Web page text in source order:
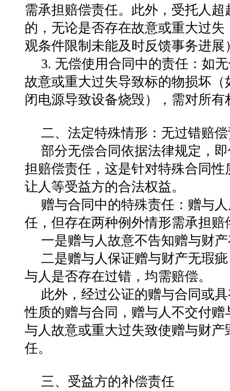
需承担赔偿责任。此外，受托人
的，无论是否存在故意或重大过
观条件限制未能及时反馈事务进
3. 无偿使用合同中的责任：如
故意或重大过失导致标的物损坏
闭电源导致设备烧毁），需对所
二、法定特殊情形：无过错赔
部分无偿合同依据法律规定，
担赔偿责任，这是针对特殊合同
让人等受益方的合法权益。
赠与合同中的特殊责任：赠与
任，但存在两种例外情形需承担赔
一是赠与人故意不告知赠与财
二是赠与人保证赠与财产无瑕
与人是否存在过错，均需赔偿。
此外，经过公证的赠与合同或
性质的赠与合同，赠与人不交付
与人故意或重大过失致使赠与财
任。
三、受益方的补偿责任